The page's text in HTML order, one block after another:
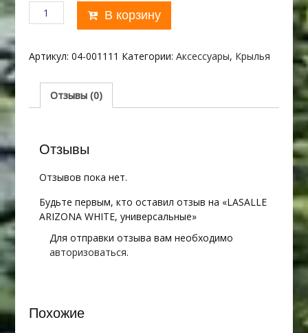
Количество
товара
ARIZONA
WHITE,
универсальные
В корзину
Артикул: 04-001111 Категории: Аксессуары, Крылья
Отзывы (0)
Отзывы
Отзывов пока нет.
Будьте первым, кто оставил отзыв на «LASALLE
ARIZONA WHITE, универсальные»
Для отправки отзыва вам необходимо
авторизоваться.
Похожие